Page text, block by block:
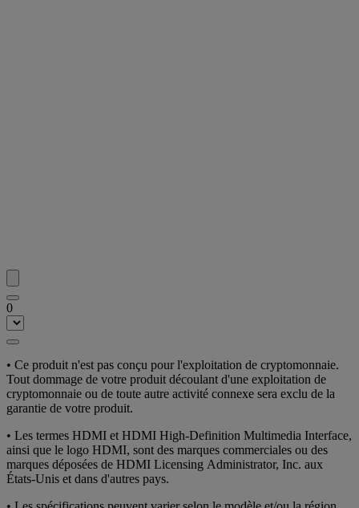
0
• Ce produit n'est pas conçu pour l'exploitation de cryptomonnaie.
Tout dommage de votre produit découlant d'une exploitation de
cryptomonnaie ou de toute autre activité connexe sera exclu de la
garantie de votre produit.
• Les termes HDMI et HDMI High-Definition Multimedia Interface,
ainsi que le logo HDMI, sont des marques commerciales ou des
marques déposées de HDMI Licensing Administrator, Inc. aux
États-Unis et dans d'autres pays.